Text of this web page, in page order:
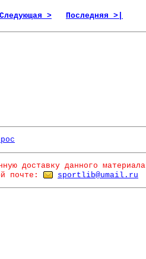
Следующая > Последняя >|
доставку данного материала
почте:
sportlib@umail.ru